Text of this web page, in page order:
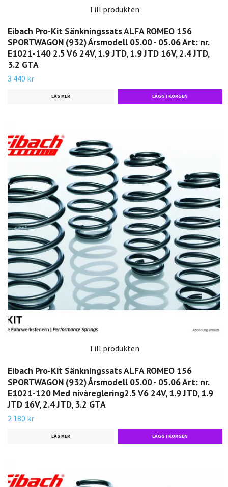
Till produkten
Eibach Pro-Kit Sänkningssats ALFA ROMEO 156
SPORTWAGON (932) Årsmodell 05.00 - 05.06 Art: nr.
E1021-140 2.5 V6 24V, 1.9 JTD, 1.9 JTD 16V, 2.4 JTD,
3.2 GTA
3 440 kr
LÄS MER
Till produkten
Eibach Pro-Kit Sänkningssats ALFA ROMEO 156
SPORTWAGON (932) Årsmodell 05.00 - 05.06 Art: nr.
E1021-120 Med nivåreglering2.5 V6 24V, 1.9 JTD, 1.9
JTD 16V, 2.4 JTD, 3.2 GTA
2 180 kr
LÄS MER